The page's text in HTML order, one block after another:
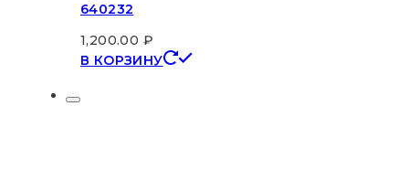
640232
1,200.00 ₽
В КОРЗИНУ